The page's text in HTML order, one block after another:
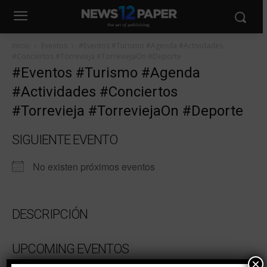
#Eventos #Turismo #Agenda
#Actividades #Conciertos
#Torrevieja #TorreviejaOn #Deporte
SIGUIENTE EVENTO
No existen próximos eventos
DESCRIPCIÓN
UPCOMING EVENTOS